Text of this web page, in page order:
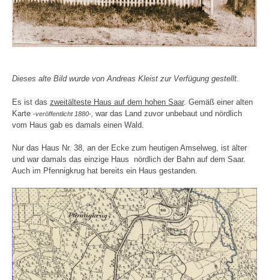
Dieses alte Bild wurde von Andreas Kleist zur Verfügung gestellt.
Es ist das zweitälteste Haus auf dem hohen Saar. Gemäß einer alten
Karte -veröffentlicht 1880-, war das Land zuvor unbebaut und nördlich
vom Haus gab es damals einen Wald.
Nur das Haus Nr. 38, an der Ecke zum heutigen Amselweg, ist älter
und war damals das einzige Haus nördlich der Bahn auf dem Saar.
Auch im Pfennigkrug hat bereits ein Haus gestanden.